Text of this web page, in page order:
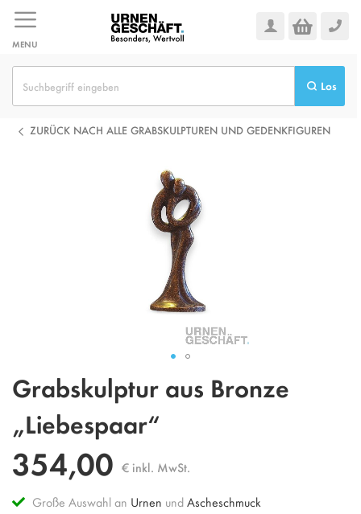
Inhalt
springen
MENU
Los
ZURÜCK NACH ALLE GRABSKULPTUREN UND GEDENKFIGUREN
Anfang
Bildgalerie
springen
Grabskulptur aus Bronze
„Liebespaar“
354,00 € inkl. MwSt.
Große Auswahl an Urnen undAscheschmuck